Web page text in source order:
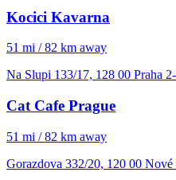
Kocici Kavarna
51 mi / 82 km away
Na Slupi 133/17, 128 00 Praha
Cat Cafe Prague
51 mi / 82 km away
Gorazdova 332/20, 120 00 Nové